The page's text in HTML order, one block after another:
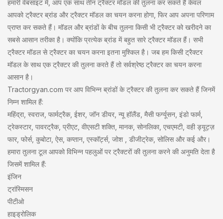
हमारी वेबसाइट में, आप एक साथ तीन ट्रैक्टर मॉडल की तुलना कर सकते हैं केवल
आपको ट्रैक्टर ब्रांड और ट्रैक्टर मॉडल का चयन करना होगा, फिर आप अपना परिणाम
प्राप्त कर सकते हैं। मॉडल और ब्रांडों के बीच तुलना किसी भी ट्रैक्टर को खरीदने का
सबसे आसान तरीका है। क्योंकि प्रत्येक ब्रांड में बहुत सारे ट्रैक्टर मॉडल हैं। सभी
ट्रैक्टर मॉडल से ट्रैक्टर का चयन करना इतना मुश्किल है। जब हम किसी ट्रैक्टर
मॉडल के साथ एक ट्रैक्टर की तुलना करते हैं तो सर्वश्रेष्ठ ट्रैक्टर का चयन करना
आसान है।
Tractorgyan.com पर आप विभिन्न ब्रांडों के ट्रैक्टर की तुलना कर सकते हैं जिनमें
निम्न शामिल हैं:
महिंद्रा, स्वराज, फार्मट्रैक, ईशर, जॉन डीयर, न्यू हॉलैंड, मैसी फर्ग्यूसन, इंडो फार्म,
ट्रेकस्टार, पावरट्रैक, प्रीएट, वीएसटी शक्ति, मानक, सोनलिका, एचएमटी, वही ड्यूट्ज़
फार, फोर्स, कुबोटा, ऐस, कप्तान, एस्कॉर्ट्स, जोश , डीजीट्रेक, सोलिस और कई और।
हमारा तुलना टूल आपको विभिन्न पहलुओं पर ट्रैक्टरों की तुलना करने की अनुमति देता है
जिसमें शामिल हैं:
इंजिन
ट्रांस्मिसन
पीटीओ
हाइड्रोलिक